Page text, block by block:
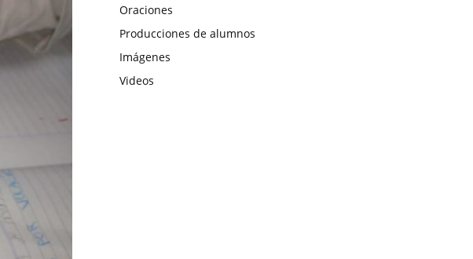
Oraciones
Producciones de alumnos
Imágenes
Videos